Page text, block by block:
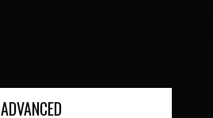
ADVANCED